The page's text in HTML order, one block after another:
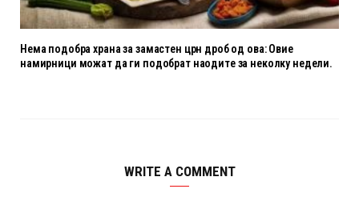
Нема подобра храна за замастен црн дроб од ова: Овие
намирници можат да ги подобрат наодите за неколку недели.
WRITE A COMMENT